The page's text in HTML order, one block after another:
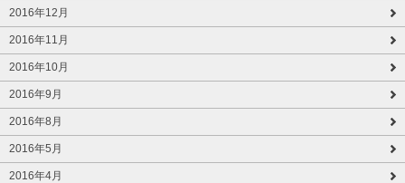
2016年12月
2016年11月
2016年10月
2016年9月
2016年8月
2016年5月
2016年4月